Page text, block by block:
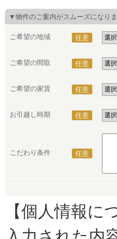
▼物件のご案内がスムーズになり
ご希望の地域 任意
ご希望の間取 任意
ご希望の家賃 任意
お引越し時期 任意
こだわり条件 任意
【個人情報に